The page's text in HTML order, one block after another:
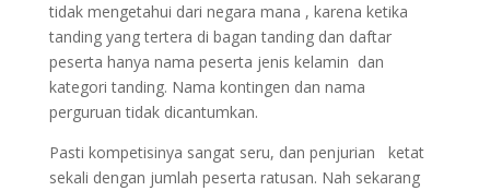
tidak mengetahui dari negara mana , karena ketika
tanding yang tertera di bagan tanding dan daftar
peserta hanya nama peserta jenis kelamin dan
kategori tanding. Nama kontingen dan nama
perguruan tidak dicantumkan.
Pasti kompetisinya sangat seru, dan penjurian ketat
sekali dengan jumlah peserta ratusan. Nah sekarang